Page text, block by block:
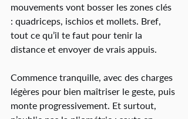
mouvements vont bosser les zones clés
: quadriceps, ischios et mollets. Bref,
tout ce qu’il te faut pour tenir la
distance et envoyer de vrais appuis.
Commence tranquille, avec des charges
légères pour bien maîtriser le geste, puis
monte progressivement. Et surtout,